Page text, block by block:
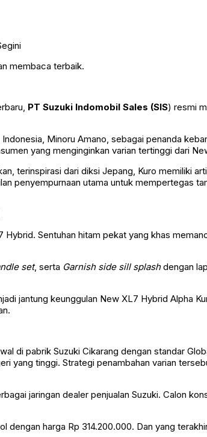
membaca terbaik.
PT Suzuki Indomobil Sales (SIS) resmi
Minoru Amano, sebagai penanda
yang menginginkan varian tertinggi dari
terinspirasi dari diksi Jepang, Kuro memiliki
penyempurnaan utama untuk mempertegas
Sentuhan hitam pekat yang khas
set, serta Garnish side sill splashdengan
jantung keunggulan New XL7 Hybrid Alpha
di pabrik Suzuki Cikarang dengan standar
yang tinggi. Strategi penambahan varian
jaringan dealer penjualan Suzuki. Calon
dengan harga Rp 314.200.000. Dan yang